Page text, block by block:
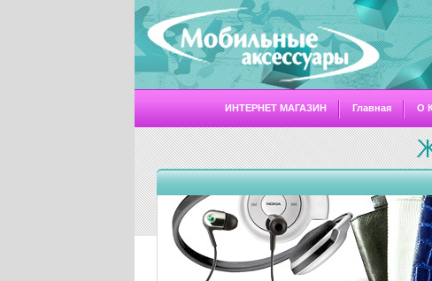
ИНТЕРНЕТ МАГАЗИН Главная О